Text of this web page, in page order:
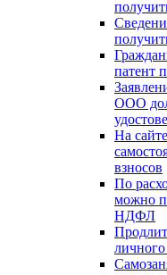
патент
ООО
На
взносов
По
можно
НДФЛ